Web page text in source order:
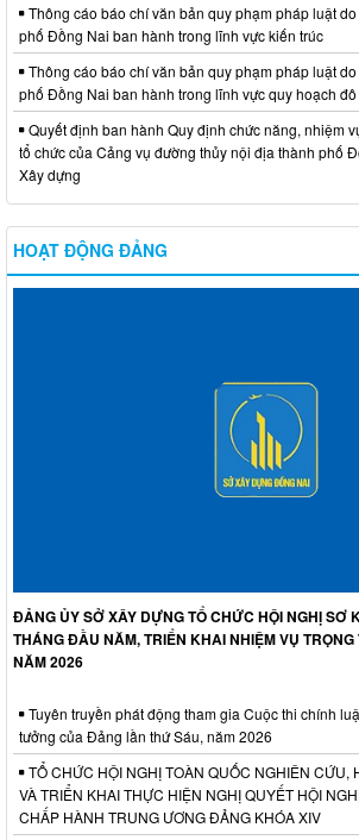
Thông cáo báo chí văn bản quy phạm pháp luật
phố Đồng Nai ban hành trong lĩnh vực kiến trúc
Thông cáo báo chí văn bản quy phạm pháp luật
phố Đồng Nai ban hành trong lĩnh vực quy hoạch
Quyết định ban hành Quy định chức năng, nhiệm
tổ chức của Cảng vụ đường thủy nội địa thành phố
Xây dựng
HOẠT ĐỘNG ĐẢNG
ĐẢNG ỦY SỞ XÂY DỰNG TỔ CHỨC HỘI NGHỊ SƠ
THÁNG ĐẦU NĂM, TRIỂN KHAI NHIỆM VỤ TRỌNG
NĂM 2026
Tuyên truyền phát động tham gia Cuộc thi chính
tưởng của Đảng lần thứ Sáu, năm 2026
TỔ CHỨC HỘI NGHỊ TOÀN QUỐC NGHIÊN CỨU,
VÀ TRIỂN KHAI THỰC HIỆN NGHỊ QUYẾT HỘI
CHẤP HÀNH TRUNG ƯƠNG ĐẢNG KHÓA XIV